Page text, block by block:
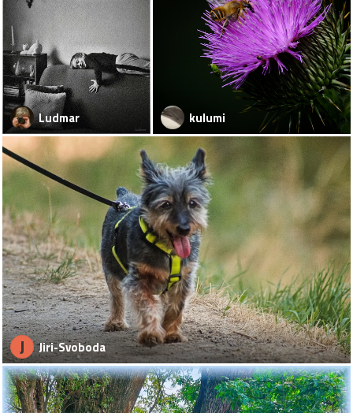
Ludmar kulumi
J Jiri-Svoboda